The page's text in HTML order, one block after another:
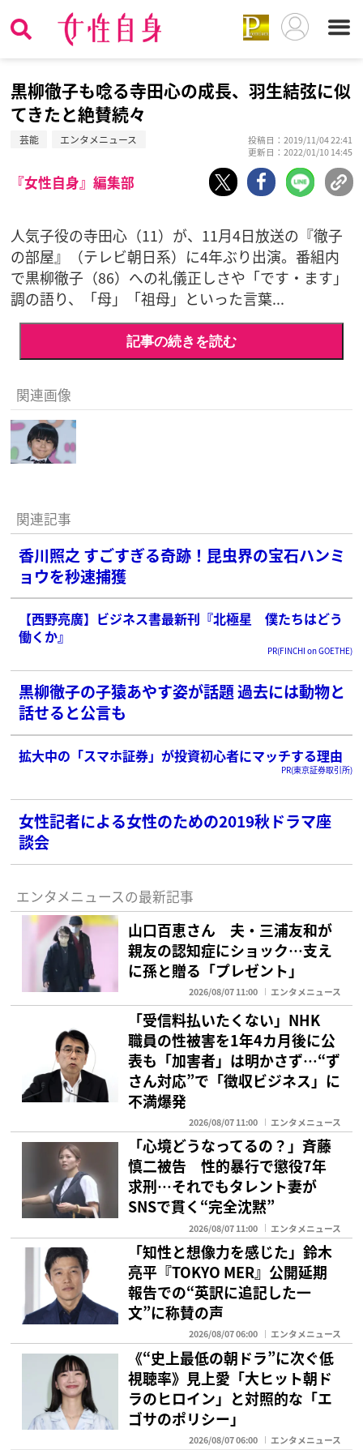
黒柳徹子も唸る寺田心の成長、羽生結弦に似
てきたと絶賛続々
芸能 エンタメニュース
投稿日：2019/11/04 22:41
更新日：2022/01/10 14:45
『女性自身』編集部
人気子役の寺田心（11）が、11月4日放送の『徹子
の部屋』（テレビ朝日系）に4年ぶり出演。番組内
で黒柳徹子（86）への礼儀正しさや「です・ます」
調の語り、「母」「祖母」といった言葉...
記事の続きを読む
関連画像
関連記事
香川照之 すごすぎる奇跡！昆虫界の宝石ハンミ
ョウを秒速捕獲
【西野亮廣】ビジネス書最新刊『北極星 僕たちはどう
働くか』
PR(FINCHI on GOETHE)
黒柳徹子の子猿あやす姿が話題 過去には動物と
話せると公言も
拡大中の「スマホ証券」が投資初心者にマッチする理由
PR(東京証券取引所)
女性記者による女性のための2019秋ドラマ座
談会
エンタメニュースの最新記事
山口百恵さん 夫・三浦友和が
親友の認知症にショック…支え
に孫と贈る「プレゼント」
2026/08/07 11:00 エンタメニュース
「受信料払いたくない」NHK
職員の性被害を1年4カ月後に公
表も「加害者」は明かさず…“ず
さん対応”で「徴収ビジネス」に
不満爆発
2026/08/07 11:00 エンタメニュース
「心境どうなってるの？」斉藤
慎二被告 性的暴行で懲役7年
求刑…それでもタレント妻が
SNSで貫く“完全沈黙”
2026/08/07 11:00 エンタメニュース
「知性と想像力を感じた」鈴木
亮平『TOKYO MER』公開延期
報告での“英訳に追記した一
文”に称賛の声
2026/08/07 06:00 エンタメニュース
《“史上最低の朝ドラ”に次ぐ低
視聴率》見上愛「大ヒット朝ド
ラのヒロイン」と対照的な「エ
ゴサのポリシー」
2026/08/07 06:00 エンタメニュース